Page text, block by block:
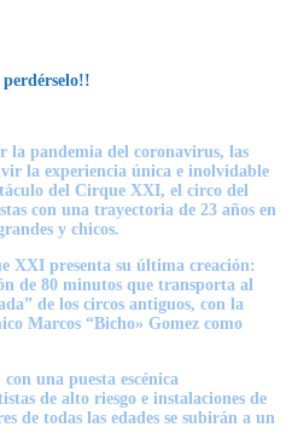
la pandemia del coronavirus, las
la experiencia única e inolvidable
del Cirque XXI, el circo del
con una trayectoria de 23 años en
y chicos.
XXI presenta su última creación:
de 80 minutos que transporta al
de los circos antiguos, con la
Marcos “Bicho» Gomez como
una puesta escénica
de alto riesgo e instalaciones de
de todas las edades se subirán a un